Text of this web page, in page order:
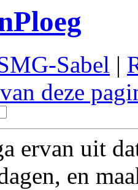
Sabel |
deze
ervan uit
en